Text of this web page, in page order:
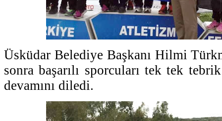
Üsküdar Belediye Başkanı Hilmi
sonra başarılı sporcuları tek tek
devamını diledi.